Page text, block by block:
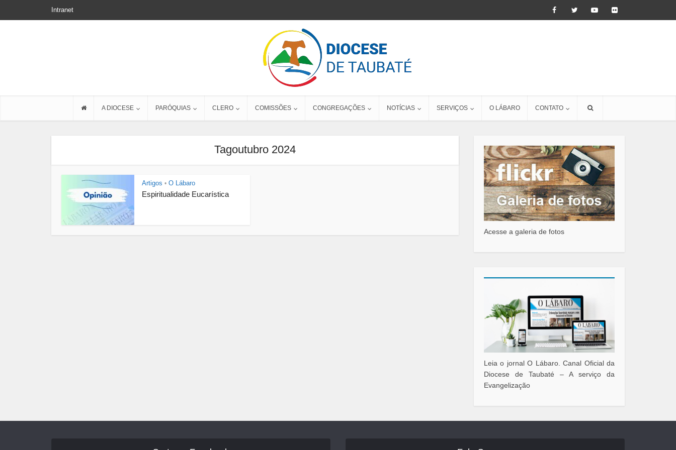
Intranet
A DIOCESE PARÓQUIAS CLERO COMISSÕES CONGREGAÇÕES NOTÍCIAS SERVIÇOS O LÁBARO CONTATO
Tagoutubro 2024
Artigos • O Lábaro
Espiritualidade Eucarística
Acesse a galeria de fotos
Leia o jornal O Lábaro. Canal Oficial da
Diocese de Taubaté – A serviço da
Evangelização